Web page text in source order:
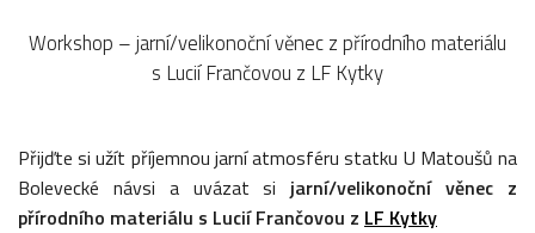
Workshop – jarní/velikonoční věnec z přírodního materiálu
s Lucií Frančovou z LF Kytky
Přijďte si užít příjemnou jarní atmosféru statku U Matoušů na
Bolevecké návsi a uvázat si jarní/velikonoční věnec z
přírodního materiálu s Lucií Frančovou z LF Kytky